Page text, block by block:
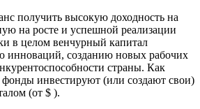
получить высокую доходность на
на росте и успешной реализации
в целом венчурный капитал
инноваций, созданию новых рабочих
страны. Как
инвестируют (или создают свои)
(от $ ).